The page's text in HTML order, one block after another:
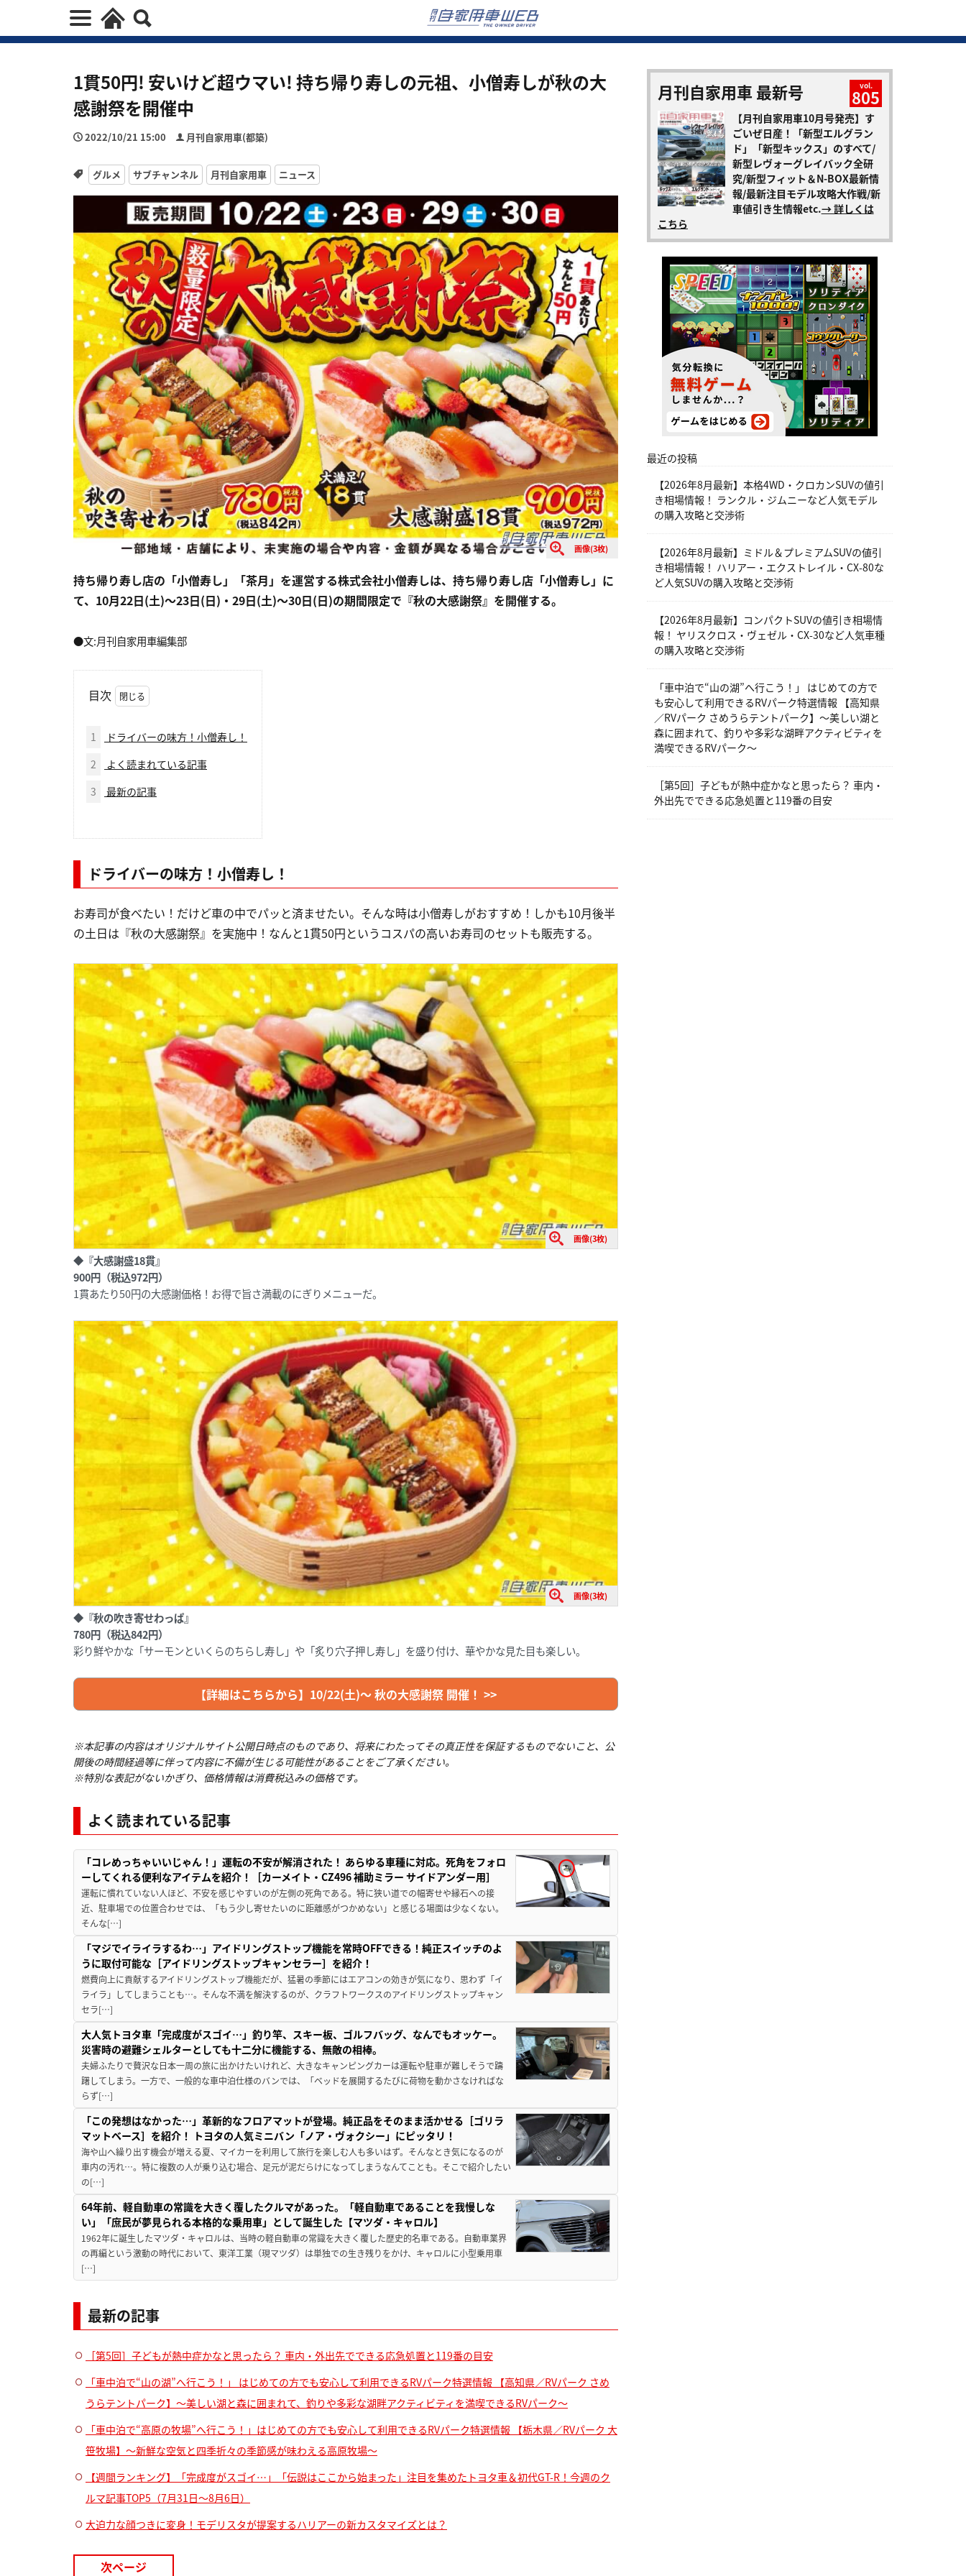
1貫50円! 安いけど超ウマい! 持ち帰り寿しの元祖、小僧寿しが秋の大
感謝祭を開催中
2022/10/21 15:00 月刊自家用車(都築)
グルメ サブチャンネル 月刊自家用車 ニュース
画像(3枚)
持ち帰り寿し店の「小僧寿し」「茶月」を運営する株式会社小僧寿しは、持ち帰り寿し店「小僧寿し」に
て、10月22日(土)～23日(日)・29日(土)～30日(日)の期間限定で『秋の大感謝祭』を開催する。
●文:月刊自家用車編集部
目次
1
ドライバーの味方！小僧寿し！
2
よく読まれている記事
3
最新の記事
ドライバーの味方！小僧寿し！
お寿司が食べたい！だけど車の中でパッと済ませたい。そんな時は小僧寿しがおすすめ！しかも10月後半
の土日は『秋の大感謝祭』を実施中！なんと1貫50円というコスパの高いお寿司のセットも販売する。
画像(3枚)
◆『大感謝盛18貫』
900円（税込972円）
1貫あたり50円の大感謝価格！お得で旨さ満載のにぎりメニューだ。
画像(3枚)
◆『秋の吹き寄せわっぱ』
780円（税込842円）
彩り鮮やかな「サーモンといくらのちらし寿し」や「炙り穴子押し寿し」を盛り付け、華やかな見た目も楽しい。
【詳細はこちらから】10/22(土)～ 秋の大感謝祭 開催！ >>
※本記事の内容はオリジナルサイト公開日時点のものであり、将来にわたってその真正性を保証するものでないこと、公
開後の時間経過等に伴って内容に不備が生じる可能性があることをご了承ください。
※特別な表記がないかぎり、価格情報は消費税込みの価格です。
よく読まれている記事
「コレめっちゃいいじゃん！」運転の不安が解消された！ あらゆる車種に対応。死角をフォロ
ーしてくれる便利なアイテムを紹介！［カーメイト・CZ496 補助ミラー サイドアンダー用］
運転に慣れていない人ほど、不安を感じやすいのが左側の死角である。特に狭い道での幅寄せや縁石への接
近、駐車場での位置合わせでは、「もう少し寄せたいのに距離感がつかめない」と感じる場面は少なくない。
そんな[…]
「マジでイライラするわ…」アイドリングストップ機能を常時OFFできる！純正スイッチのよ
うに取付可能な［アイドリングストップキャンセラー］を紹介！
燃費向上に貢献するアイドリングストップ機能だが、猛暑の季節にはエアコンの効きが気になり、思わず「イ
ライラ」してしまうことも…。そんな不満を解決するのが、クラフトワークスのアイドリングストップキャン
セラ[…]
大人気トヨタ車「完成度がスゴイ…」釣り竿、スキー板、ゴルフバッグ、なんでもオッケー。
災害時の避難シェルターとしても十二分に機能する、無敵の相棒。
夫婦ふたりで贅沢な日本一周の旅に出かけたいけれど、大きなキャンピングカーは運転や駐車が難しそうで躊
躇してしまう。一方で、一般的な車中泊仕様のバンでは、「ベッドを展開するたびに荷物を動かさなければな
らず[…]
「この発想はなかった…」革新的なフロアマットが登場。純正品をそのまま活かせる［ゴリラ
マットベース］を紹介！ トヨタの人気ミニバン「ノア・ヴォクシー」にピッタリ！
海や山へ繰り出す機会が増える夏、マイカーを利用して旅行を楽しむ人も多いはず。そんなとき気になるのが
車内の汚れ…。特に複数の人が乗り込む場合、足元が泥だらけになってしまうなんてことも。そこで紹介したい
の[…]
64年前、軽自動車の常識を大きく覆したクルマがあった。「軽自動車であることを我慢しな
い」「庶民が夢見られる本格的な乗用車」として誕生した【マツダ・キャロル】
1962年に誕生したマツダ・キャロルは、当時の軽自動車の常識を大きく覆した歴史的名車である。自動車業界
の再編という激動の時代において、東洋工業（現マツダ）は単独での生き残りをかけ、キャロルに小型乗用車
[…]
最新の記事
［第5回］子どもが熱中症かなと思ったら？ 車内・外出先でできる応急処置と119番の目安
「車中泊で“山の湖”へ行こう！」 はじめての方でも安心して利用できるRVパーク特選情報 【高知県／RVパーク さめ
うらテントパーク】～美しい湖と森に囲まれて、釣りや多彩な湖畔アクティビティを満喫できるRVパーク～
「車中泊で“高原の牧場”へ行こう！」はじめての方でも安心して利用できるRVパーク特選情報 【栃木県／RVパーク 大
笹牧場】～新鮮な空気と四季折々の季節感が味わえる高原牧場～
【週間ランキング】「完成度がスゴイ…」「伝説はここから始まった」注目を集めたトヨタ車＆初代GT-R！今週のク
ルマ記事TOP5（7月31日〜8月6日）
大迫力な顔つきに変身！モデリスタが提案するハリアーの新カスタマイズとは？
次ページ
月刊自家用車 最新号 vol.
805
【月刊自家用車10月号発売】す
ごいぜ日産！「新型エルグラン
ド」「新型キックス」のすべて/
新型レヴォーグレイバック全研
究/新型フィット＆N-BOX最新情
報/最新注目モデル攻略大作戦/新
車値引き生情報etc.→ 詳しくは
こちら
最近の投稿
【2026年8月最新】本格4WD・クロカンSUVの値引
き相場情報！ ランクル・ジムニーなど人気モデル
の購入攻略と交渉術
【2026年8月最新】ミドル＆プレミアムSUVの値引
き相場情報！ ハリアー・エクストレイル・CX-80な
ど人気SUVの購入攻略と交渉術
【2026年8月最新】コンパクトSUVの値引き相場情
報！ ヤリスクロス・ヴェゼル・CX-30など人気車種
の購入攻略と交渉術
「車中泊で“山の湖”へ行こう！」 はじめての方で
も安心して利用できるRVパーク特選情報 【高知県
／RVパーク さめうらテントパーク】～美しい湖と
森に囲まれて、釣りや多彩な湖畔アクティビティを
満喫できるRVパーク～
［第5回］子どもが熱中症かなと思ったら？ 車内・
外出先でできる応急処置と119番の目安